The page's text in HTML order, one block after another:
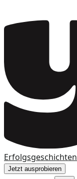
Erfolgsgeschichten
Jetzt ausprobieren